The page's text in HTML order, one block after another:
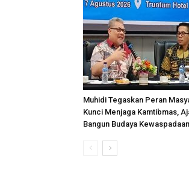
Muhidi Tegaskan Peran
Kunci Menjaga Kamtibmas,
Bangun Budaya